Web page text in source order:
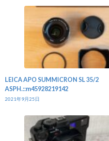
LEICA APO SUMMICRON SL 35/2
ASPH.::m45928219142
2021年9月25日